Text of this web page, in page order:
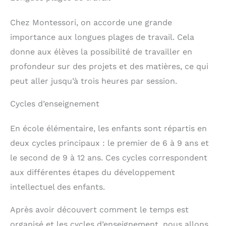
des lacets. Sur le
animale, peuvent les
opérations dans la rangée
du bas. Et sur le panneau
compter avec leurs
doigts. Combien y a-t-il
d'animaux bruns? Busy
DÉVELOPPEMENT DES
Grâce au valise
Montessori, les enfants
apprendront en jouant et
développeront leurs
compétences motricité
fine. Son format de
mallette avec poignées en
le boutonner. Jouet
voyage pour partir en
des enfants, tout en
développant l'autonomie
et les compétences de
vie. C'est le cadeau idéal
pour un anniversaire,
rentrée à la maternelle,
et d'autres fêtes.
d'activités sont fabriqués
à partir d'un feutre
toxique et inodore,
tout-petits et bébés.
livre d'activités, ce qui
permet non seulement
Chez Montessori, on accorde une grande
importance aux longues plages de travail. Cela
donne aux élèves la possibilité de travailler en
profondeur sur des projets et des matières, ce qui
peut aller jusqu’à trois heures par session.
Cycles d’enseignement
En école élémentaire, les enfants sont répartis en
deux cycles principaux : le premier de 6 à 9 ans et
le second de 9 à 12 ans. Ces cycles correspondent
aux différentes étapes du développement
intellectuel des enfants.
Après avoir découvert comment le temps est